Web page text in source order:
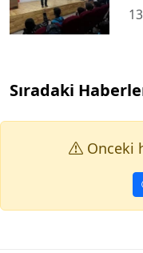
Sıradaki
Onceki